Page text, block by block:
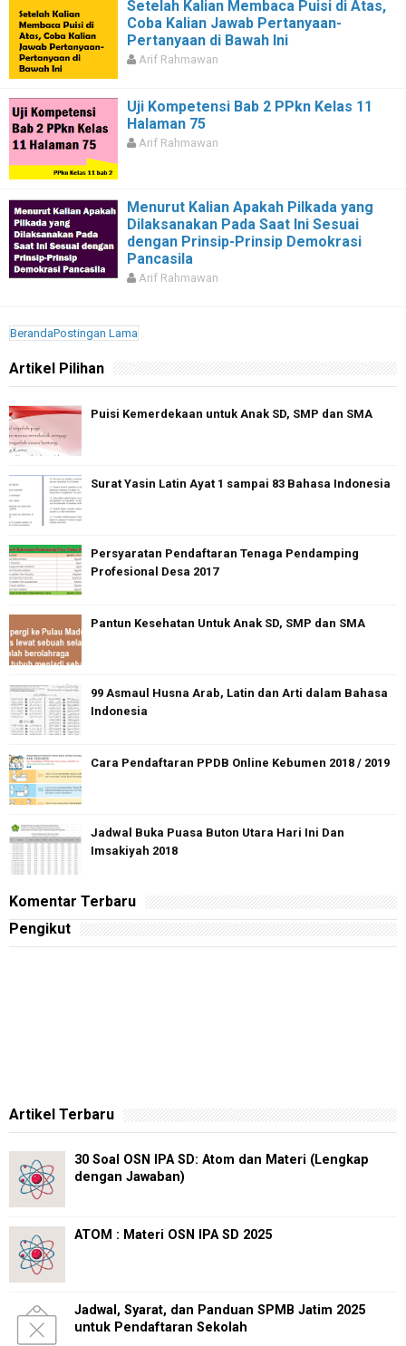
Setelah Kalian Membaca Puisi di Atas,
Coba Kalian Jawab Pertanyaan-
Pertanyaan di Bawah Ini
Arif Rahmawan
Uji Kompetensi Bab 2 PPkn Kelas 11
Halaman 75
Arif Rahmawan
Menurut Kalian Apakah Pilkada yang
Dilaksanakan Pada Saat Ini Sesuai
dengan Prinsip-Prinsip Demokrasi
Pancasila
Arif Rahmawan
Postingan Lama
Beranda
Artikel Pilihan
Puisi Kemerdekaan untuk Anak SD, SMP dan SMA
Surat Yasin Latin Ayat 1 sampai 83 Bahasa Indonesia
Persyaratan Pendaftaran Tenaga Pendamping
Profesional Desa 2017
Pantun Kesehatan Untuk Anak SD, SMP dan SMA
99 Asmaul Husna Arab, Latin dan Arti dalam Bahasa
Indonesia
Cara Pendaftaran PPDB Online Kebumen 2018 / 2019
Jadwal Buka Puasa Buton Utara Hari Ini Dan
Imsakiyah 2018
Komentar Terbaru
Pengikut
Artikel Terbaru
30 Soal OSN IPA SD: Atom dan Materi (Lengkap
dengan Jawaban)
ATOM : Materi OSN IPA SD 2025
Jadwal, Syarat, dan Panduan SPMB Jatim 2025
untuk Pendaftaran Sekolah